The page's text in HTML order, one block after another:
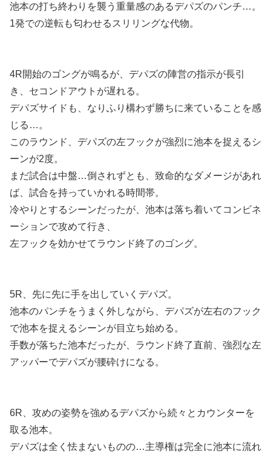
池本の打ち終わりを襲う重量感のあるデパズのパンチ…。
1発での逆転も匂わせるスリリングな代物。
4R開始のゴングが鳴るが、デパズの陣営の指示が長引
き、セコンドアウトが遅れる。
デパズサイドも、なりふり構わず勝ちに来ていることを感
じる…。
このラウンド、デパズの左フックが強烈に池本を捉えるシ
ーンが2度。
まだ試合は中盤…倒されずとも、致命的なダメージがあれ
ば、試合を持っていかれる時間帯。
冷やりとするシーンだったが、池本は落ち着いてコンビネ
ーションで攻めて行き、
左フックを効かせてラウンド終了のゴング。
5R、先に先に手を出していくデパズ。
池本のパンチをうまく外しながら、デパズが左右のフック
で池本を捉えるシーンが目立ち始める。
手数が落ちた池本だったが、ラウンド終了直前、強烈な左
アッパーでデパズが腰砕けになる。
6R、攻めの姿勢を強めるデパズから続々とカウンターを
取る池本。
デパズは全く怯まないものの…主導権は完全に池本に流れ